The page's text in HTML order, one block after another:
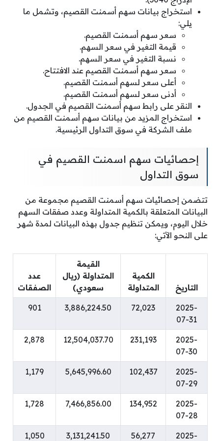
استخراج بيانات سهم أسمنت القصيم، وتشمل ما
يلي:
سعر سهم أسمنت القصيم.
قيمة التغير في سعر السهم.
نسبة التغير في سعر السهم.
سعر سهم أسمنت القصيم عند الافتتاح.
أعلى سعر لسهم أسمنت القصيم.
أدنى سعر لسهم أسمنت القصيم.
النقر على رابط سهم أسمنت القصيم في الجدول.
استخراج المزيد من بيانات سهم أسمنت القصيم من
ملف الشركة في سوق التداول الرئيسية.
إحصائيات سهم اسمنت القصيم في
سوق التداول
تتضمن إحصائيات سهم أسمنت القصيم مجموعة من
البيانات المتعلقة بالكمية المتداولة وعدد صفقات السهم
خلال اليوم، ويمكن تنظيم جدول بهذه البيانات لمدة شهر
على النحو الآتي:
التاريخ
الكمية
المتداولة
القيمة
المتداولة (ريال
سعودي)
عدد
الصفقات
2025-
07-31
72,023
3,886,224.50
901
2025-
07-30
231,193
12,504,037.70
2,878
2025-
07-29
102,437
5,645,996.60
1,179
2025-
07-28
134,952
7,466,856.00
1,728
2025-
56,277
3,131,241.50
1,050